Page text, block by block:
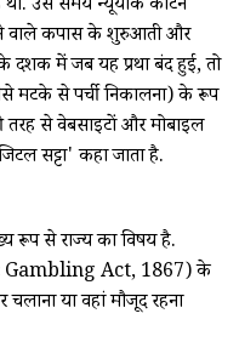
उस समय न्यूयॉर्क कॉटन
वाले कपास के शुरुआती और
दशक में जब यह प्रथा बंद हुई, तो
से पर्ची निकालना) के रूप
से वेबसाइटों और मोबाइल
सट्टा' कहा जाता है.
रूप से राज्य का विषय है.
Gambling Act, 1867) के
या वहां मौजूद रहना